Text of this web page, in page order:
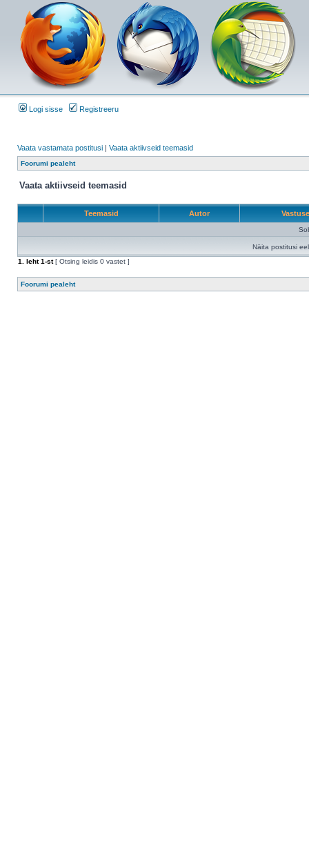
Logi sisse Registreeru
Vaata vastamata postitusi | Vaata aktiivseid teemasid
Foorumi pealeht
Vaata aktiivseid teemasid
Teemasid Autor
Näita postitusi
1
. leht1-st[ Otsing leidis 0 vastet ]
Foorumi pealeht